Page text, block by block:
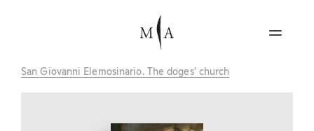
San Giovanni Elemosinario. The doges’ church